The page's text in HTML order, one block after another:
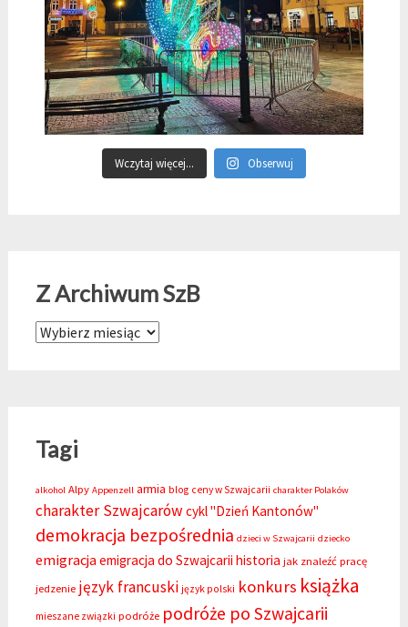
Wczytaj więcej... Obserwuj
Z Archiwum SzB
Z Archiwum SzB
Tagi
alkohol Alpy Appenzell armia blog ceny w Szwajcarii charakter Polaków
charakter Szwajcarów cykl "Dzień Kantonów"
demokracja bezpośrednia dzieci w Szwajcarii dziecko
emigracjaemigracja do Szwajcarii historia jak znaleźć pracę
jedzenie język francuski język polski konkurs książka
mieszane związki podróże podróże po Szwajcarii